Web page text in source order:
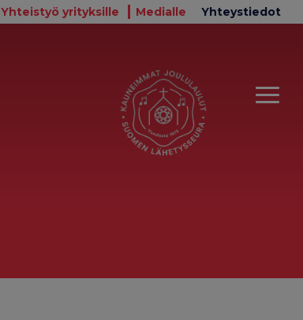
Yhteistyö yrityksille Medialle Yhteystiedot